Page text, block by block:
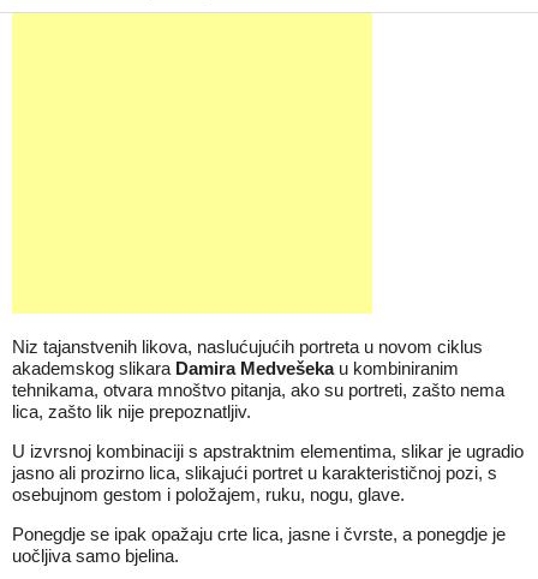
Niz tajanstvenih likova, naslućujućih portreta u novom ciklus
akademskog slikara Damira Medvešekau kombiniranim
tehnikama, otvara mnoštvo pitanja, ako su portreti, zašto nema
lica, zašto lik nije prepoznatljiv.
U izvrsnoj kombinaciji s apstraktnim elementima, slikar je ugradio
jasno ali prozirno lica, slikajući portret u karakterističnoj pozi, s
osebujnom gestom i položajem, ruku, nogu, glave.
Ponegdje se ipak opažaju crte lica, jasne i čvrste, a ponegdje je
uočljiva samo bjelina.